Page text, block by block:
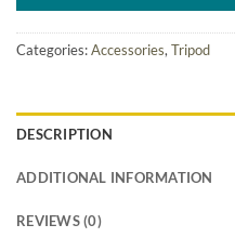
Categories:Accessories,Tripod
DESCRIPTION
ADDITIONAL INFORMATION
REVIEWS (0)